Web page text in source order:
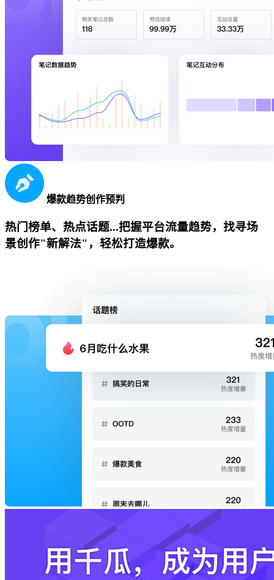
爆款趋势创作预判
热门榜单、热点话题...把握平台流量趋势，找寻场
景创作"新解法"，轻松打造爆款。